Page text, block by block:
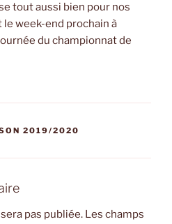
tout aussi bien pour nos
week-end prochain à
du championnat de
2019/2020
pas publiée. Les champs